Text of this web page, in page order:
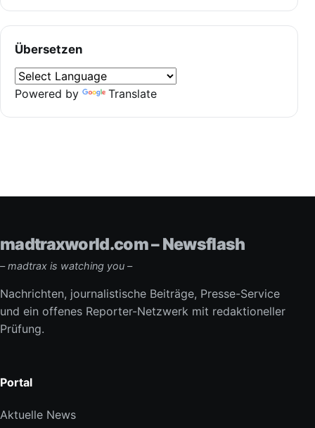
Übersetzen
Powered by Translate
madtraxworld.com – Newsflash
– madtrax is watching you –
Nachrichten, journalistische Beiträge, Presse-Service
und ein offenes Reporter-Netzwerk mit redaktioneller
Prüfung.
Portal
Aktuelle News